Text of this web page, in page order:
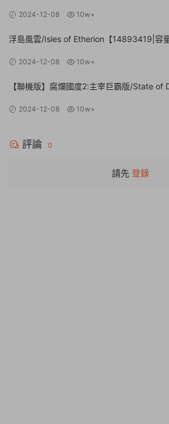
2024-12-08 10w+
浮島風雲/Isles of Etherion【14893419|容
2024-12-08 10w+
【聯機版】腐爛國度2:主宰巨霸版/State
2024-12-08 10w+
評論 0
請先 登錄